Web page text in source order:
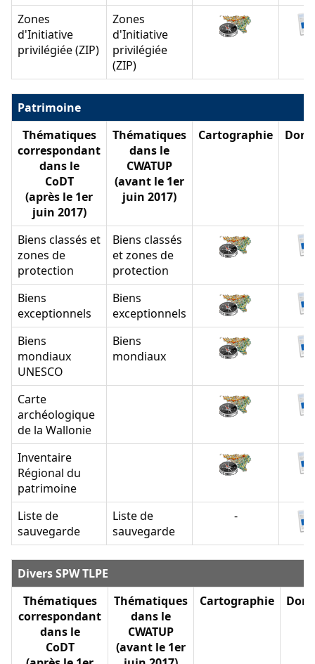
Zones
d'Initiative
privilégiée (ZIP)
Zones
d'Initiative
privilégiée
(ZIP)
Patrimoine
Thématiques
correspondant
dans le
CoDT
(après le 1er
juin 2017)
Thématiques
dans le
CWATUP
(avant le 1er
juin 2017)
Cartographie
Biens classés et
zones de
protection
Biens classés
et zones de
protection
Biens
exceptionnels
Biens
exceptionnels
Biens
mondiaux
UNESCO
Biens
mondiaux
Carte
archéologique
de la Wallonie
Inventaire
Régional du
patrimoine
Liste de
sauvegarde
Liste de
sauvegarde
-
Divers SPW TLPE
Thématiques
correspondant
dans le
CoDT
Thématiques
dans le
CWATUP
(avant le 1er
Cartographie